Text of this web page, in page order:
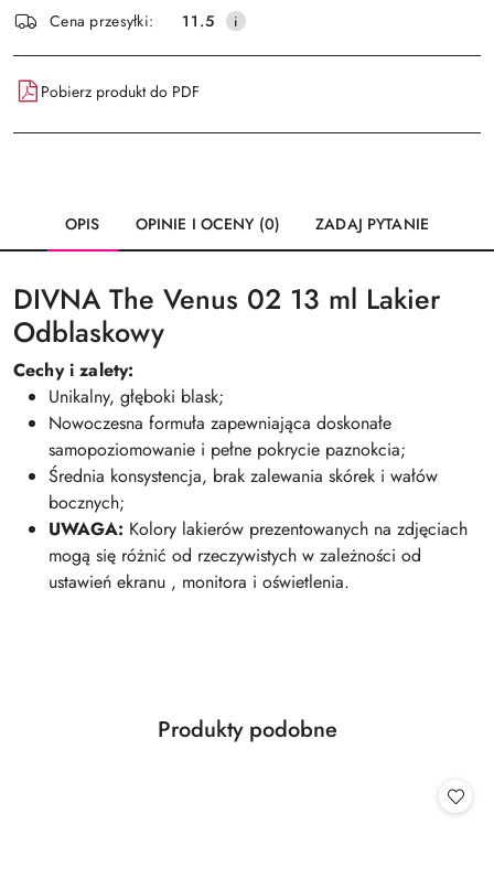
Wyślij
dostawa
Cena przesyłki: 11.5
Pobierz produkt do PDF
OPIS OPINIE I OCENY (0) ZADAJ PYTANIE
DIVNA The Venus 02 13 ml Lakier
Odblaskowy
Cechy i zalety:
Unikalny, głęboki blask;
Nowoczesna formuła zapewniająca doskonałe
samopoziomowanie i pełne pokrycie paznokcia;
Średnia konsystencja, brak zalewania skórek i wałów
bocznych;
UWAGA: Kolory lakierów prezentowanych na zdjęciach
mogą się różnić od rzeczywistych w zależności od
ustawień ekranu , monitora i oświetlenia.
Pomiń karuzelę produktów
Produkty
Produkty podobne